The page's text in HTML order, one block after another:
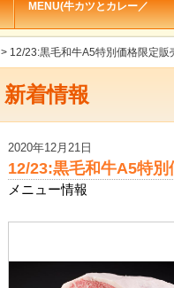
MENU(牛カツとカレー／
cafe)
> 12/23:黒毛和牛A5特別価格限定販
新着情報
2020年12月21日
12/23:黒毛和牛A5特別
メニュー情報